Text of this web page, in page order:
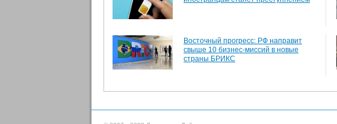
Восточный прогресс: РФ направит
свыше 10 бизнес-миссий в новые
страны БРИКС